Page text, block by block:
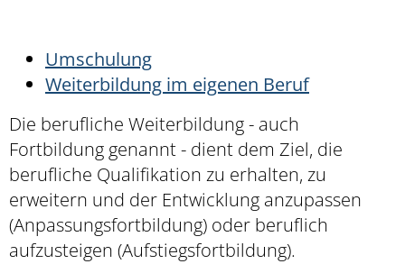
Umschulung
Weiterbildung im eigenen Beruf
Die berufliche Weiterbildung - auch
Fortbildung genannt - dient dem Ziel, die
berufliche Qualifikation zu erhalten, zu
erweitern und der Entwicklung anzupassen
(Anpassungsfortbildung) oder beruflich
aufzusteigen (Aufstiegsfortbildung).